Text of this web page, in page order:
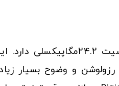
و وضوح بسیار